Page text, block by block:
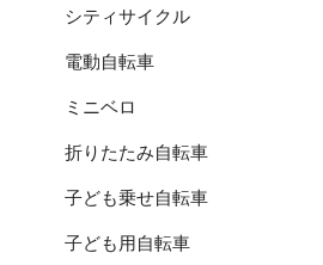
シティサイクル
電動自転車
ミニベロ
折りたたみ自転車
子ども乗せ自転車
子ども用自転車